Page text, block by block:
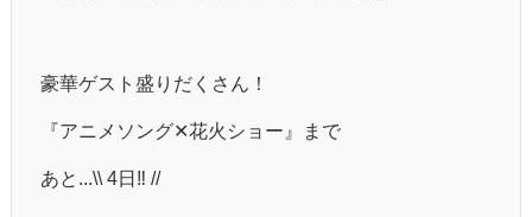
豪華ゲスト盛りだくさん！
『アニメソング✕花火ショー』まで
あと...\\ 4日‼️ //